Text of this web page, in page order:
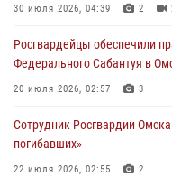
миграционного
30 июля 2026, 04:39 2
Росгвардейцы обеcпечили
Федерального Сабантуя в
20 июля 2026, 02:57 3
Сотрудник Росгвардии
погибавших»
22 июля 2026, 02:55 2